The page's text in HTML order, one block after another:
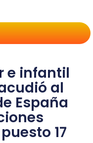
e infantil
al
España
17